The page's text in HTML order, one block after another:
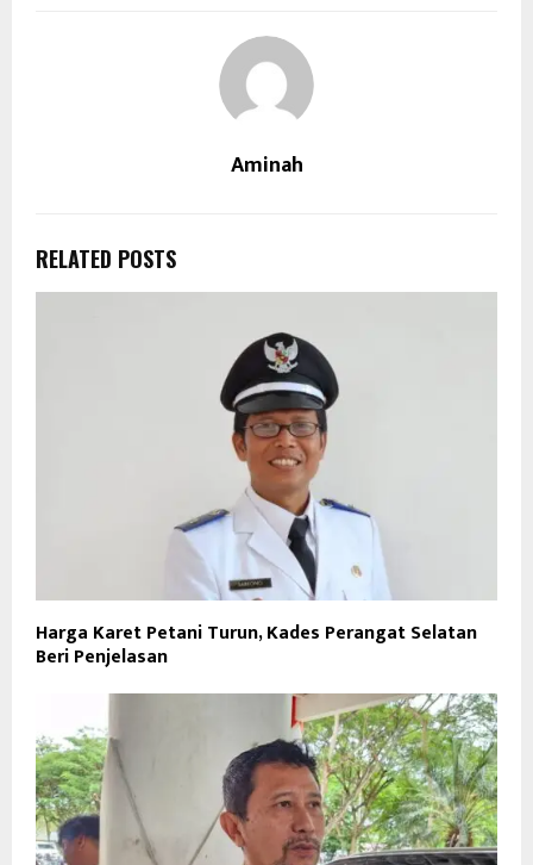
Aminah
RELATED POSTS
Harga Karet Petani Turun, Kades Perangat Selatan
Beri Penjelasan